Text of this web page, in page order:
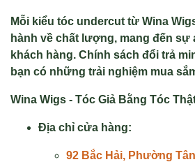
Mỗi kiểu tóc undercut từ Wina
hành về chất lượng, mang đến sự
khách hàng. Chính sách đổi trả
bạn có những trải nghiệm mua
Wina Wigs - Tóc Giả Bằng Tóc
Địa chỉ cửa hàng:
92 Bắc Hải, Phường